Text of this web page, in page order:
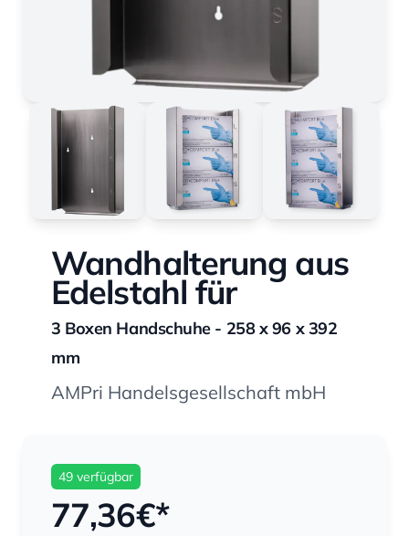
Wandhalterung aus
Edelstahl für
3 Boxen Handschuhe - 258 x 96 x 392
mm
AMPri Handelsgesellschaft mbH
49 verfügbar
77,36€*